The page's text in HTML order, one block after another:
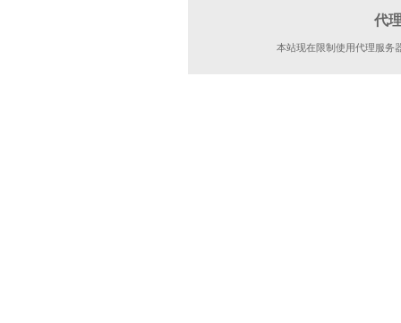
代
本站现在限制使用代理服务